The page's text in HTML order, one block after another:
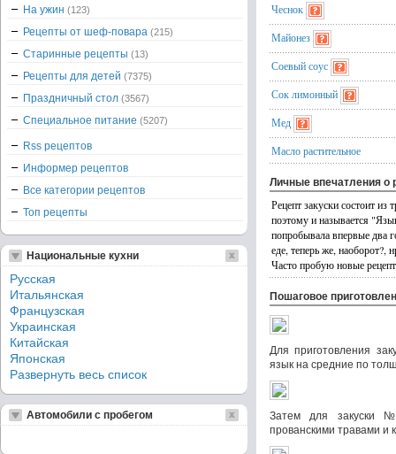
Чеснок
Майонез
Соевый соус
Сок лимонный
Мед
Масло растительное
Личные впечатления о
Рецепт закуски состоит из
поэтому и называется
попробывала впервые два
еде, теперь же, наоборот?,
Часто пробую новые
Пошаговое
Для приготовления
язык на средние по
Затем для закуски
прованскими травами и
На ужин (123)
Рецепты от шеф-повара (215)
Старинные рецепты (13)
Рецепты для детей (7375)
Праздничный стол (3567)
Специальное питание (5207)
Rss рецептов
Информер рецептов
Все категории рецептов
Топ рецепты
Национальные кухни
Русская
Итальянская
Французская
Украинская
Китайская
Японская
Развернуть весь список
Автомобили с пробегом